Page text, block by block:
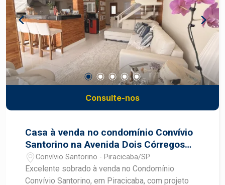
Consulte-nos
Casa à venda no condomínio Convívio
Santorino na Avenida Dois Córregos
em Piracicaba
Convívio Santorino - Piracicaba/SP
Excelente sobrado à venda no Condomínio
Convívio Santorino, em Piracicaba, com projeto